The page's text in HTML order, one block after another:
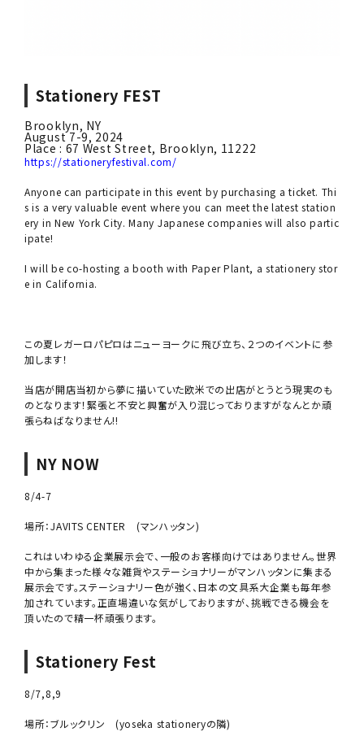
Stationery FEST
Brooklyn, NY
August 7-9, 2024
Place : 67 West Street, Brooklyn, 11222
https://stationeryfestival.com/
Anyone can participate in this event by purchasing a ticket. Thi
s is a very valuable event where you can meet the latest station
ery in New York City. Many Japanese companies will also partic
ipate!
I will be co-hosting a booth with Paper Plant, a stationery stor
e in California.
この夏レガーロパピロはニューヨークに飛び立ち、２つのイベントに参
加します！
当店が開店当初から夢に描いていた欧米での出店がとうとう現実のも
のとなります！緊張と不安と興奮が入り混じっておりますがなんとか頑
張らねばなりません!!
NY NOW
8/4-7
場所：JAVITS CENTER (マンハッタン)
これはいわゆる企業展示会で、一般のお客様向けではありません。世界
中から集まった様々な雑貨やステーショナリーがマンハッタンに集まる
展示会です。ステーショナリー色が強く、日本の文具系大企業も毎年参
加されています。正直場違いな気がしておりますが、挑戦できる機会を
頂いたので精一杯頑張ります。
Stationery Fest
8/7,8,9
場所：ブルックリン (yoseka stationeryの隣)